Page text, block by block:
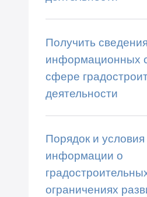
Получить
информационных
сфере
деятельности
Порядок и
информации о
ограничениях